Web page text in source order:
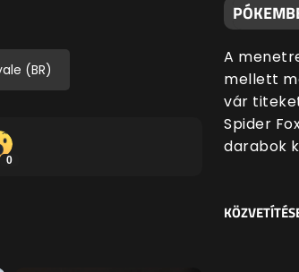
(BR)
0
A
mellett
vár
Spider
darabok